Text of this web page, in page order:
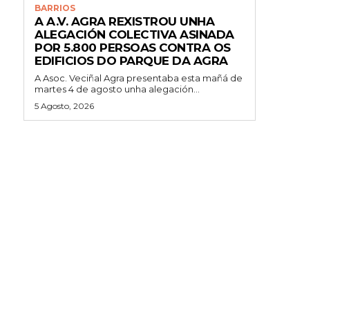
BARRIOS
A A.V. AGRA REXISTROU UNHA
ALEGACIÓN COLECTIVA ASINADA
POR 5.800 PERSOAS CONTRA OS
EDIFICIOS DO PARQUE DA AGRA
A Asoc. Veciñal Agra presentaba esta mañá de
martes 4 de agosto unha alegación...
5 Agosto, 2026